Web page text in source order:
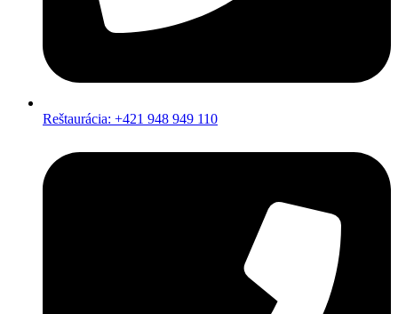
Reštaurácia: +421 948 949 110